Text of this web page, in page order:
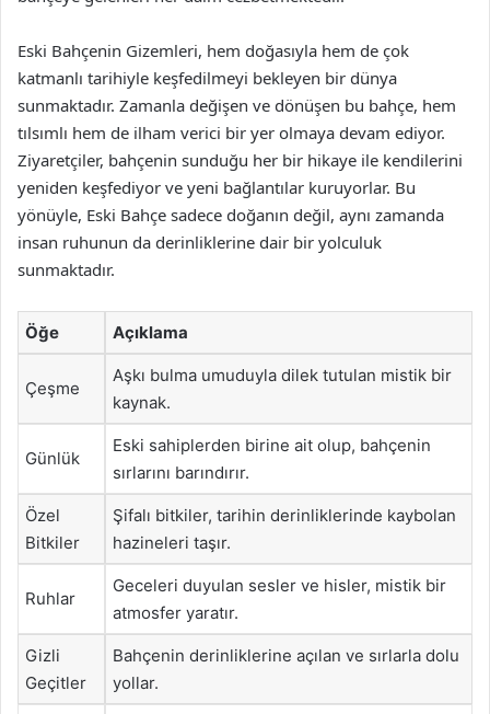
Eski Bahçenin Gizemleri, hem doğasıyla hem de çok
katmanlı tarihiyle keşfedilmeyi bekleyen bir dünya
sunmaktadır. Zamanla değişen ve dönüşen bu bahçe, hem
tılsımlı hem de ilham verici bir yer olmaya devam ediyor.
Ziyaretçiler, bahçenin sunduğu her bir hikaye ile kendilerini
yeniden keşfediyor ve yeni bağlantılar kuruyorlar. Bu
yönüyle, Eski Bahçe sadece doğanın değil, aynı zamanda
insan ruhunun da derinliklerine dair bir yolculuk
sunmaktadır.
Öğe Açıklama
Çeşme
Aşkı bulma umuduyla dilek tutulan mistik bir
kaynak.
Günlük
Eski sahiplerden birine ait olup, bahçenin
sırlarını barındırır.
Özel
Bitkiler
Şifalı bitkiler, tarihin derinliklerinde kaybolan
hazineleri taşır.
Ruhlar
Geceleri duyulan sesler ve hisler, mistik bir
atmosfer yaratır.
Gizli
Geçitler
Bahçenin derinliklerine açılan ve sırlarla dolu
yollar.